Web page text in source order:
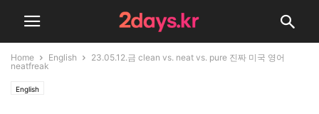
Home English
23.05.12.금 clean vs. neat vs. pure 진짜 미국 영어
neatfreak
English